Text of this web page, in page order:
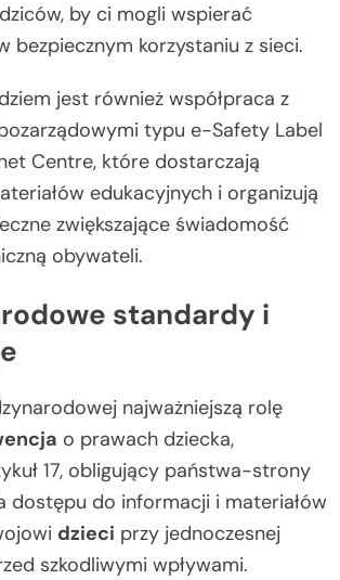
by ci mogli wspierać
bezpiecznym korzystaniu z sieci.
jest również współpraca z
typu e-Safety Label
Centre, które dostarczają
edukacyjnych i organizują
zwiększające świadomość
obywateli.
standardy i
najważniejszą rolę
o prawach dziecka,
17, obligujący państwa-strony
dostępu do informacji i materiałów
dzieci przy jednoczesnej
szkodliwymi wpływami.